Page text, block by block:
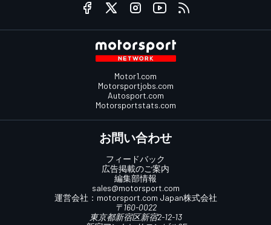
Motor1.com
Motorsportjobs.com
Autosport.com
Motorsportstats.com
お問い合わせ
フィードバック
広告掲載のご案内
編集部情報
sales@motorsport.com
運営会社： motorsport.com Japan株式会社
〒160-0022
東京都新宿区新宿2-12-13